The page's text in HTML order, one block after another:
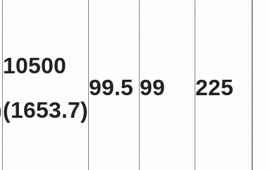
10500
(1653.7)
99.5 99 225